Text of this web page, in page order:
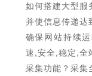
如何搭建大型服
并使信息传递
确保网站持续
速,安全,稳定,全
采集功能？采集